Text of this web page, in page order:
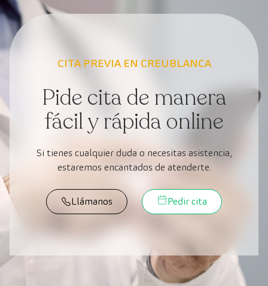
CITA PREVIA EN CREUBLANCA
Pide cita de manera
fácil y rápida online
Si tienes cualquier duda o necesitas asistencia,
estaremos encantados de atenderte.
Llámanos Pedir cita